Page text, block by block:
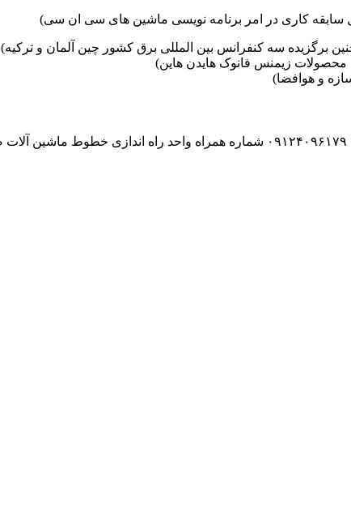
برگزیده سه کنفرانس بین المللی برق کشور چین آلمان و ترکیه)
زیمنس فانوک هایدن هاین)
و هوافضا)